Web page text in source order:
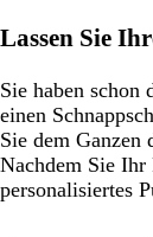
Lassen Sie
Sie haben
einen
Sie dem Ganzen
Nachdem Sie
personalisiertes